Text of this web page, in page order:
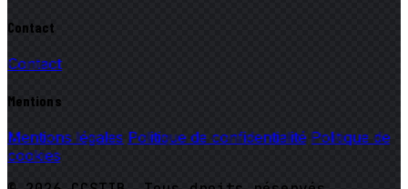
Contact
Contact
Mentions
Mentions légales Politique de confidentialité Politique de
cookies